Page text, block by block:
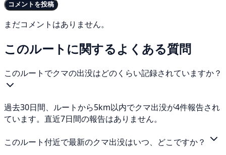
コメントを投稿
まだコメントはありません。
このルートに関するよくある質問
このルートでクマの出没はどのくらい記録されていますか？
過去30日間、ルートから5km以内でクマ出没が4件報告され
ています。直近7日間の報告はありません。
このルート付近で最新のクマ出没はいつ、どこですか？